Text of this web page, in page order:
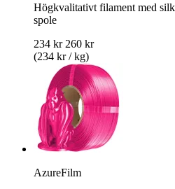
Högkvalitativt filament med
spole
234 kr 260 kr
(234 kr / kg)
AzureFilm